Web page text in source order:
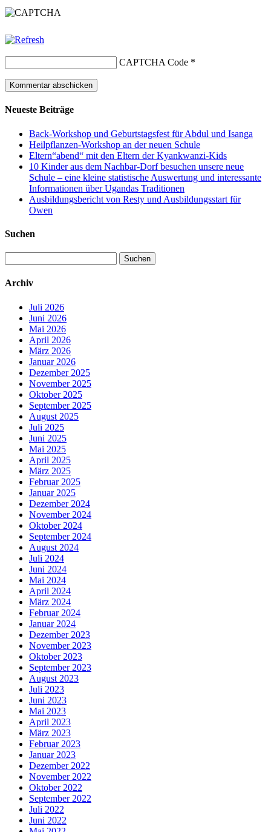
CAPTCHA Code *
Neueste Beiträge
Back-Workshop und Geburtstagsfest für Abdul und Isanga
Heilpflanzen-Workshop an der neuen Schule
Eltern“abend“ mit den Eltern der Kyankwanzi-Kids
10 Kinder aus dem Nachbar-Dorf besuchen unsere neue
Schule – eine kleine statistische Auswertung und interessante
Informationen über Ugandas Traditionen
Ausbildungsbericht von Resty und Ausbildungsstart für
Owen
Suchen
nach:
Archiv
Juli 2026
Juni 2026
Mai 2026
April 2026
März 2026
Januar 2026
Dezember 2025
November 2025
Oktober 2025
September 2025
August 2025
Juli 2025
Juni 2025
Mai 2025
April 2025
März 2025
Februar 2025
Januar 2025
Dezember 2024
November 2024
Oktober 2024
September 2024
August 2024
Juli 2024
Juni 2024
Mai 2024
April 2024
März 2024
Februar 2024
Januar 2024
Dezember 2023
November 2023
Oktober 2023
September 2023
August 2023
Juli 2023
Juni 2023
Mai 2023
April 2023
März 2023
Februar 2023
Januar 2023
Dezember 2022
November 2022
Oktober 2022
September 2022
Juli 2022
Juni 2022